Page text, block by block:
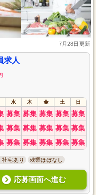
7月28日更新
求人
水 木 金 土 日
募集 募集 募集 募集 募集
募集 募集 募集 募集 募集
募集 募集 募集 募集 募集
社宅あり 残業ほぼなし
応募画面へ進む